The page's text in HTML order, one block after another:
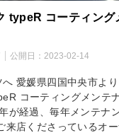
typeR コーティング
公開日： 2023-02-14
愛媛県四国中央市よ
コーティングメンテ
が経過、毎年メンテナ
来店くださっているオ